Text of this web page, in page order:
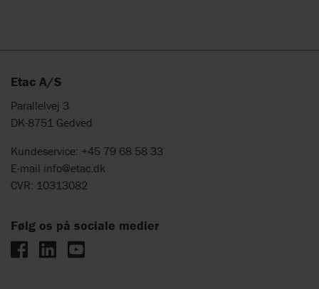
Etac A/S
Parallelvej 3
DK-8751 Gedved
Kundeservice: +45 79 68 58 33
E-mail info@etac.dk
CVR: 10313082
Følg os på sociale medier